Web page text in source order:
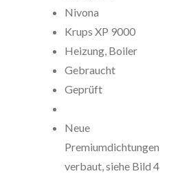
Nivona
Krups XP 9000
Heizung, Boiler
Gebraucht
Geprüft
Neue
Premiumdichtungen
verbaut, siehe Bild 4